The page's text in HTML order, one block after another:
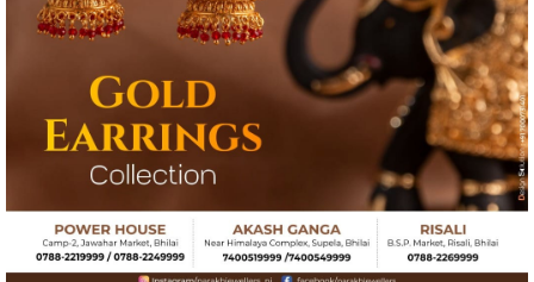
" alt="" />- Advertisement -